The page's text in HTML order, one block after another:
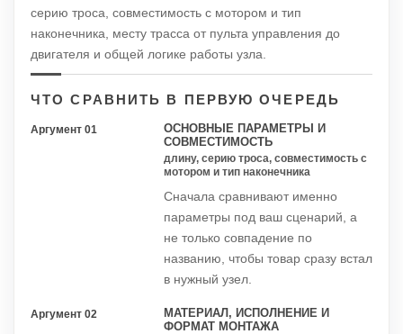
серию троса, совместимость с мотором и тип
наконечника, месту трасса от пульта управления до
двигателя и общей логике работы узла.
ЧТО СРАВНИТЬ В ПЕРВУЮ ОЧЕРЕДЬ
Аргумент 01
ОСНОВНЫЕ ПАРАМЕТРЫ И
СОВМЕСТИМОСТЬ
длину, серию троса, совместимость с
мотором и тип наконечника
Сначала сравнивают именно
параметры под ваш сценарий, а
не только совпадение по
названию, чтобы товар сразу встал
в нужный узел.
Аргумент 02
МАТЕРИАЛ, ИСПОЛНЕНИЕ И
ФОРМАТ МОНТАЖА